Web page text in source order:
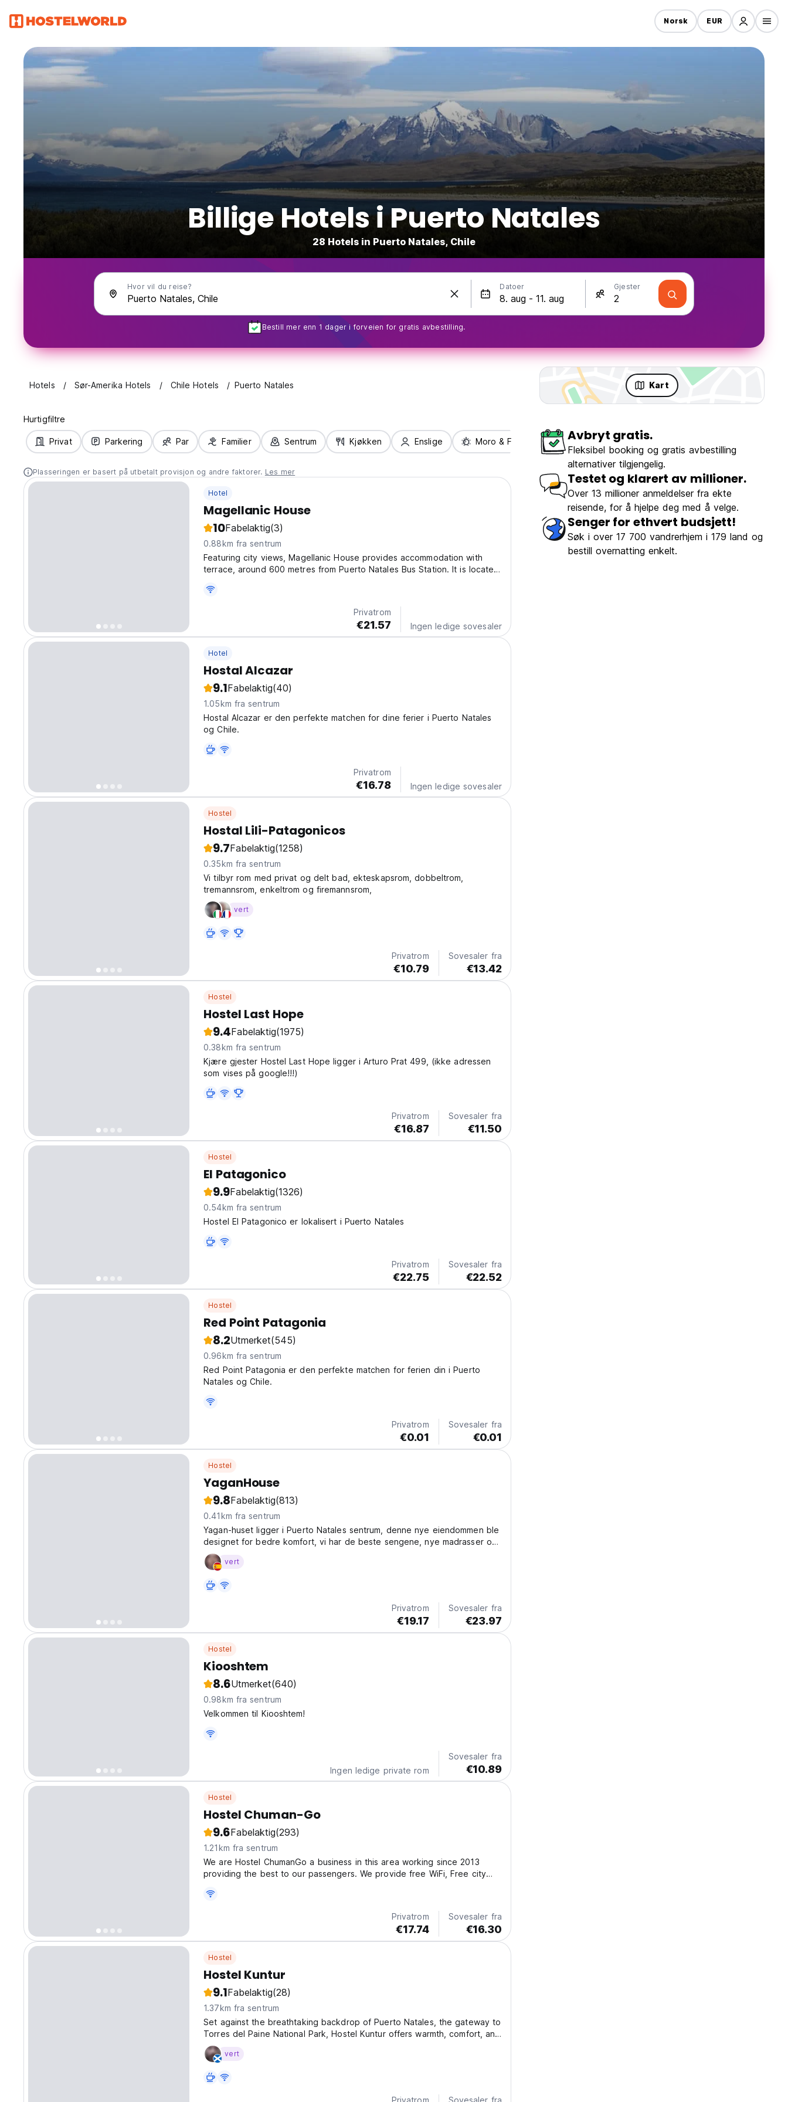
Norsk EUR
Billige Hotels i Puerto Natales
28 Hotels in Puerto Natales, Chile
Hvor vil du reise? Datoer Gjester
Bestill mer enn 1 dager i forveien for gratis avbestilling.
Hotels Sør-Amerika Hotels Chile Hotels Puerto Natales Kart
Hurtigfiltre
Privat Parkering Par Familier Sentrum Kjøkken Enslige Moro & Fest
Plasseringen er basert på utbetalt provisjon og andre faktorer. Les mer
Hotel
Magellanic House
10Fabelaktig(3)
0.88km fra sentrum
Featuring city views, Magellanic House provides accommodation with
terrace, around 600 metres from Puerto Natales Bus Station. It is located
aparthotel features family rooms. The units...
Privatrom
€21.57 Ingen ledige sovesaler
Hotel
Hostal Alcazar
9.1Fabelaktig(40)
1.05km fra sentrum
Hostal Alcazar er den perfekte matchen for dine ferier i Puerto Natales
og Chile.
Privatrom
€16.78 Ingen ledige sovesaler
Hostel
Hostal Lili-Patagonicos
9.7Fabelaktig(1258)
0.35km fra sentrum
Vi tilbyr rom med privat og delt bad, ekteskapsrom, dobbeltrom,
tremannsrom, enkeltrom og firemannsrom,
vert
Privatrom
€10.79
Sovesaler fra
€13.42
Hostel
Hostel Last Hope
9.4Fabelaktig(1975)
0.38km fra sentrum
Kjære gjester Hostel Last Hope ligger i Arturo Prat 499, (ikke adressen
som vises på google!!!)
Privatrom
€16.87
Sovesaler fra
€11.50
Hostel
El Patagonico
9.9Fabelaktig(1326)
0.54km fra sentrum
Hostel El Patagonico er lokalisert i Puerto Natales
Privatrom
€22.75
Sovesaler fra
€22.52
Hostel
Red Point Patagonia
8.2Utmerket(545)
0.96km fra sentrum
Red Point Patagonia er den perfekte matchen for ferien din i Puerto
Natales og Chile.
Privatrom
€0.01
Sovesaler fra
€0.01
Hostel
YaganHouse
9.8Fabelaktig(813)
0.41km fra sentrum
Yagan-huset ligger i Puerto Natales sentrum, denne nye eiendommen ble
designet for bedre komfort, vi har de beste sengene, nye madrasser og
behagelig og myk
vert
Privatrom
€19.17
Sovesaler fra
€23.97
Hostel
Kiooshtem
8.6Utmerket(640)
0.98km fra sentrum
Velkommen til Kiooshtem!
Ingen ledige private rom
Sovesaler fra
€10.89
Hostel
Hostel Chuman-Go
9.6Fabelaktig(293)
1.21km fra sentrum
We are Hostel ChumanGo a business in this area working since 2013
providing the best to our passengers. We provide free WiFi, Free city
Patagonia, Tours, Excursions, Rental of camping...
Privatrom
€17.74
Sovesaler fra
€16.30
Hostel
Hostel Kuntur
9.1Fabelaktig(28)
1.37km fra sentrum
Set against the breathtaking backdrop of Puerto Natales, the gateway to
Torres del Paine National Park, Hostel Kuntur offers warmth, comfort, and
community for adventurers from around the world. Perfect for hikers,
explorers, and families, our hostel combines...
vert
Privatrom Sovesaler fra
Avbryt gratis.
Fleksibel booking og gratis avbestilling
alternativer tilgjengelig.
Testet og klarert av millioner.
Over 13 millioner anmeldelser fra ekte
reisende, for å hjelpe deg med å velge.
Senger for ethvert budsjett!
Søk i over 17 700 vandrerhjem i 179 land og
bestill overnatting enkelt.